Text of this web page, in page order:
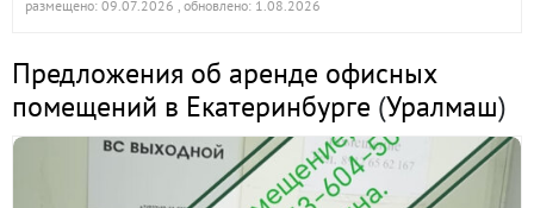
размещено: 09.07.2026 , обновлено: 1.08.2026
Предложения об аренде офисных
помещений в Екатеринбурге (Уралмаш)